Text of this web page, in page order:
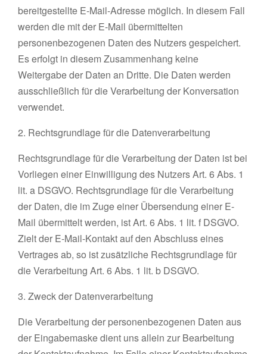
bereitgestellte E-Mail-Adresse möglich. In diesem Fall
werden die mit der E-Mail übermittelten
personenbezogenen Daten des Nutzers gespeichert.
Es erfolgt in diesem Zusammenhang keine
Weitergabe der Daten an Dritte. Die Daten werden
ausschließlich für die Verarbeitung der Konversation
verwendet.
2. Rechtsgrundlage für die Datenverarbeitung
Rechtsgrundlage für die Verarbeitung der Daten ist bei
Vorliegen einer Einwilligung des Nutzers Art. 6 Abs. 1
lit. a DSGVO. Rechtsgrundlage für die Verarbeitung
der Daten, die im Zuge einer Übersendung einer E-
Mail übermittelt werden, ist Art. 6 Abs. 1 lit. f DSGVO.
Zielt der E-Mail-Kontakt auf den Abschluss eines
Vertrages ab, so ist zusätzliche Rechtsgrundlage für
die Verarbeitung Art. 6 Abs. 1 lit. b DSGVO.
3. Zweck der Datenverarbeitung
Die Verarbeitung der personenbezogenen Daten aus
der Eingabemaske dient uns allein zur Bearbeitung